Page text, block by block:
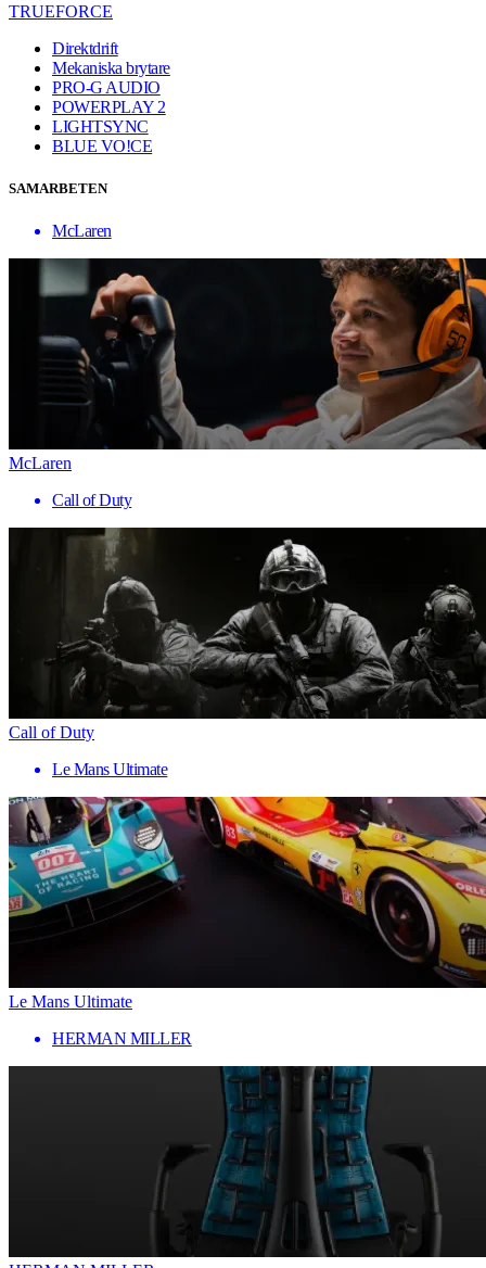
TRUEFORCE
Direktdrift
Mekaniska brytare
PRO-G AUDIO
POWERPLAY 2
LIGHTSYNC
BLUE VO!CE
SAMARBETEN
McLaren
McLaren
Call of Duty
Call of Duty
Le Mans Ultimate
Le Mans Ultimate
HERMAN MILLER